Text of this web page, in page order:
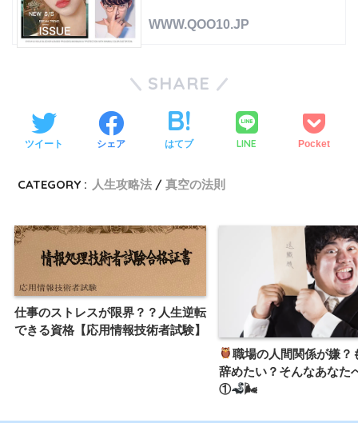
WWW.QOO10.JP
SHARE
ツイート シェア はてブ LINE Pocket
CATEGORY : 人生攻略法 真空の法則
仕事のストレスが限界？？人生逆転
できる資格【応用情報技術者試験】
職場の人間関係が嫌？
辞めたい？そんなあなた
①
🌬